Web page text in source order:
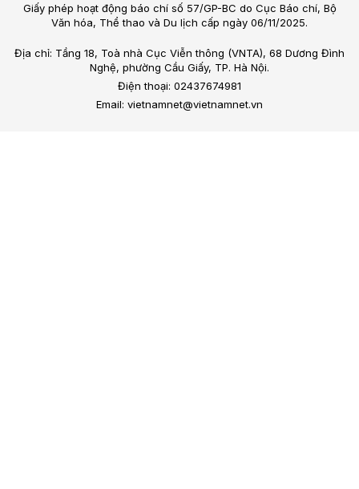
Giấy phép hoạt động báo chí số 57/GP-BC do Cục Báo chí, Bộ
Văn hóa, Thể thao và Du lịch cấp ngày 06/11/2025.
Địa chỉ: Tầng 18, Toà nhà Cục Viễn thông (VNTA), 68 Dương Đình
Nghệ, phường Cầu Giấy, TP. Hà Nội.
Điện thoại: 02437674981
Email: vietnamnet@vietnamnet.vn